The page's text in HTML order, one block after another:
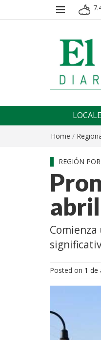
El
Home /
REGIÓN
abril
Posted on 1 de